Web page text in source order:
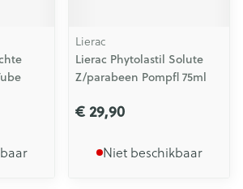
Lierac
Lierac Phytolastil Solute
Z/parabeen Pompfl 75ml
€ 29,90
Niet beschikbaar